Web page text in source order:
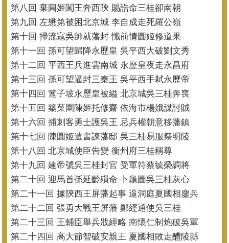
第八回 棄圓姬闖王奔西陝 賜誥命三桂卻南朝
第九回 左懋第被困北京城 李自成走死羅公嶺
第十回 掃流寇吳帥就藩封 懺前情圓姬修道果
第十一回 孫可望歸降永歷皇 吳平西大破劉文秀
第十二回 平西王兵進雲南城 永歷皇夜走永昌府
第十三回 孫可望逼封三秦王 吳平西手弒永歷帝
第十四回 篦子坡永歷皇被縊 北京城吳三桂奔喪
第十五回 築菜園陳姬托修齋 依海市楊娥謀討賊
第十六回 捕刺客勇士護吳王 忌兵權朝意移藩鎮
第十七回 陳圓姬遺書諫藩邸 吳三桂易服祭明陵
第十八回 北京城使臣告變 衡州府三桂稱尊
第十九回 建帝號吳三桂封官 受軍符蔡毓榮調將
第二十回 迎馬首孫延齡殞命 卜龜圖吳三桂灰心
第二十一回 據陝西王屏藩起事 逼洞庭夏國相鏖兵
第二十二回 張勇大戰王屏藩 鄭經通使吳三桂
第二十三回 王輔臣舉兵戕經略 南懷仁制炮破吳軍
第二十四回 高大節智破安親王 夏國相敗走醴陵縣